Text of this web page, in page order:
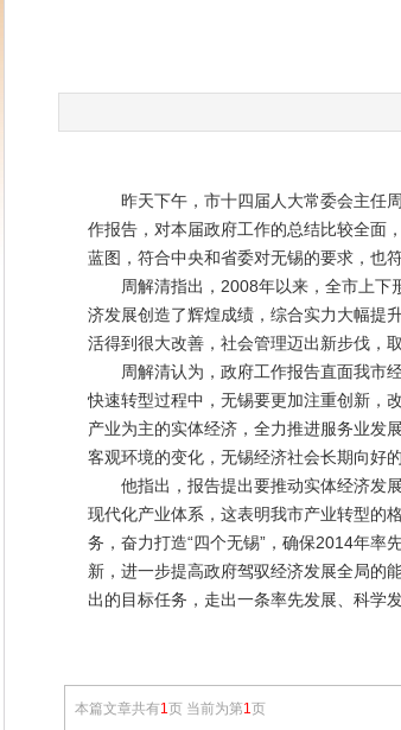
昨天下午，市十四届人大常委会主任周
作报告，对本届政府工作的总结比较全面
蓝图，符合中央和省委对无锡的要求，也
周解清指出，2008年以来，全市上下形
济发展创造了辉煌成绩，综合实力大幅提
活得到很大改善，社会管理迈出新步伐，
周解清认为，政府工作报告直面我市经
快速转型过程中，无锡要更加注重创新，
产业为主的实体经济，全力推进服务业发
客观环境的变化，无锡经济社会长期向好
他指出，报告提出要推动实体经济发展
现代化产业体系，这表明我市产业转型的
务，奋力打造“四个无锡”，确保2014年率
新，进一步提高政府驾驭经济发展全局的
出的目标任务，走出一条率先发展、科学
本篇文章共有1页 当前为第1页